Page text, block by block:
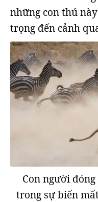
những con thú
trọng đến cảnh
Con người
trong sự biến